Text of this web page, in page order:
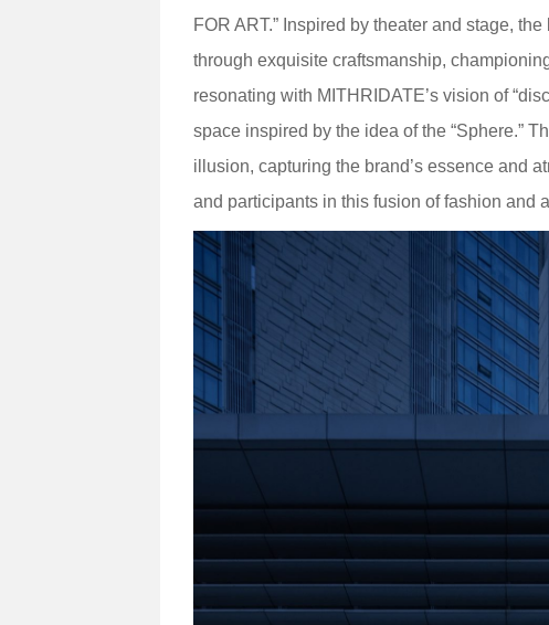
FOR ART.” Inspired by theater and stage,
through exquisite craftsmanship,
resonating with MITHRIDATE’s vision of
space inspired by the idea of the “Sphere.”
illusion, capturing the brand’s essence and
and participants in this fusion of fashion and